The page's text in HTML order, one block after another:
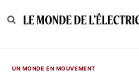
to
UN MONDE EN MOUVEMENT